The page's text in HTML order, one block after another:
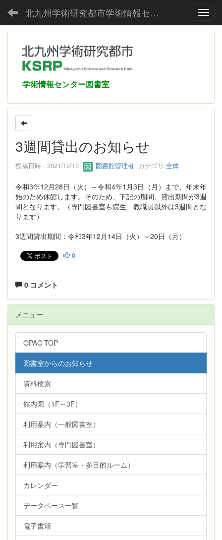
北九州学術研究都市学術情報センター
学術情報センター図書室
3週間貸出のお知らせ
投稿日時 : 2021/12/13 図書館管理者 カテゴリ:全体
令和3年12月28日（火）～令和4年1月3日（月）まで、年末年
始のため休館します。そのため、下記の期間、貸出期間が3週
間となります。（専門図書室も院生、教職員以外は3週間とな
ります）
3週間貸出期間：令和3年12月14日（火）～20日（月）
0
0 コメント
メニュー
OPAC TOP
図書室からのお知らせ
資料検索
館内図（1F～3F）
利用案内（一般図書室）
利用案内（専門図書室）
利用案内（学習室・多目的ルーム）
カレンダー
データベース一覧
電子書籍